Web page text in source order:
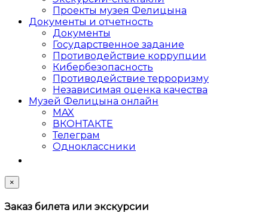
Проекты музея Фелицына
Документы и отчетность
Документы
Государственное задание
Противодействие коррупции
Кибер­безопасность
Противодействие терроризму
Независимая оценка качества
Музей Фелицына онлайн
MAX
ВКОНТАКТЕ
Телеграм
Одноклассники
×
Заказ билета или экскурсии